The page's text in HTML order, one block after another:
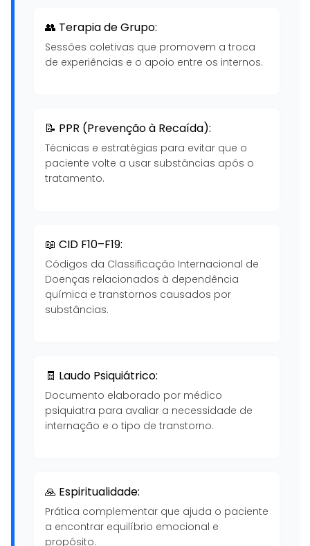
👥 Terapia de Grupo:
Sessões coletivas que promovem a troca
de experiências e o apoio entre os internos.
📝 PPR (Prevenção à Recaída):
Técnicas e estratégias para evitar que o
paciente volte a usar substâncias após o
tratamento.
📖 CID F10–F19:
Códigos da Classificação Internacional de
Doenças relacionados à dependência
química e transtornos causados por
substâncias.
🧾 Laudo Psiquiátrico:
Documento elaborado por médico
psiquiatra para avaliar a necessidade de
internação e o tipo de transtorno.
🙏 Espiritualidade:
Prática complementar que ajuda o paciente
a encontrar equilíbrio emocional e
propósito.